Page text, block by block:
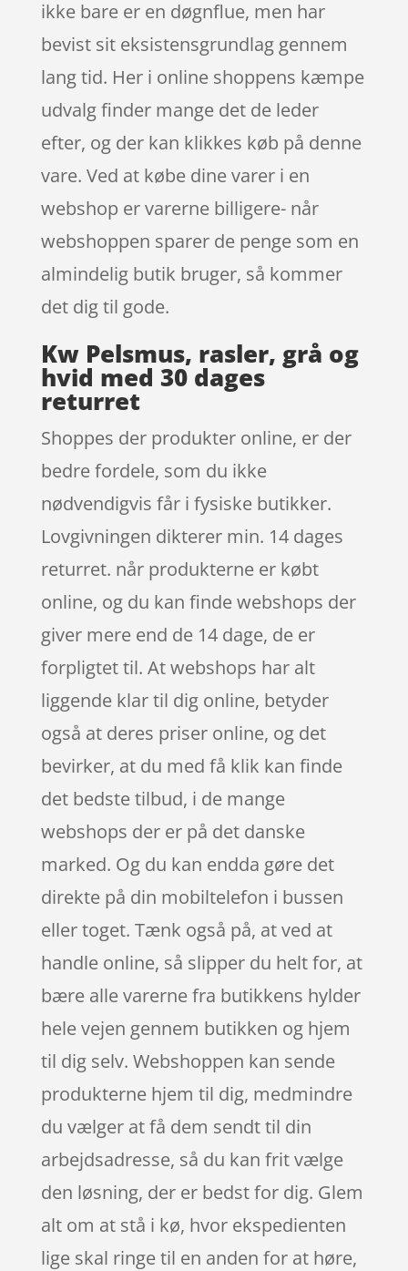
ikke bare er en døgnflue, men har
bevist sit eksistensgrundlag gennem
lang tid. Her i online shoppens kæmpe
udvalg finder mange det de leder
efter, og der kan klikkes køb på denne
vare. Ved at købe dine varer i en
webshop er varerne billigere- når
webshoppen sparer de penge som en
almindelig butik bruger, så kommer
det dig til gode.
Kw Pelsmus, rasler, grå og
hvid med 30 dages
returret
Shoppes der produkter online, er der
bedre fordele, som du ikke
nødvendigvis får i fysiske butikker.
Lovgivningen dikterer min. 14 dages
returret. når produkterne er købt
online, og du kan finde webshops der
giver mere end de 14 dage, de er
forpligtet til. At webshops har alt
liggende klar til dig online, betyder
også at deres priser online, og det
bevirker, at du med få klik kan finde
det bedste tilbud, i de mange
webshops der er på det danske
marked. Og du kan endda gøre det
direkte på din mobiltelefon i bussen
eller toget. Tænk også på, at ved at
handle online, så slipper du helt for, at
bære alle varerne fra butikkens hylder
hele vejen gennem butikken og hjem
til dig selv. Webshoppen kan sende
produkterne hjem til dig, medmindre
du vælger at få dem sendt til din
arbejdsadresse, så du kan frit vælge
den løsning, der er bedst for dig. Glem
alt om at stå i kø, hvor ekspedienten
lige skal ringe til en anden for at høre,